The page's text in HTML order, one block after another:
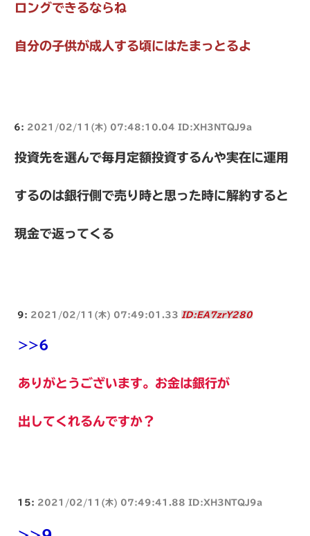
ロングできるならね
自分の子供が成人する頃にはたまっとるよ
6: 2021/02/11(木) 07:48:10.04 ID:XH3NTQJ9a
投資先を選んで毎月定額投資するんや実在に運用
するのは銀行側で売り時と思った時に解約すると
現金で返ってくる
9: 2021/02/11(木) 07:49:01.33 ID:EA7zrY280
>>6
ありがとうございます。お金は銀行が
出してくれるんですか？
15: 2021/02/11(木) 07:49:41.88 ID:XH3NTQJ9a